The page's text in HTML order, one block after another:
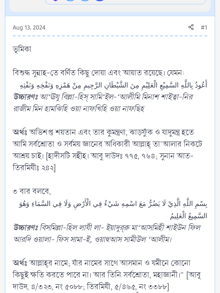
Aug 13, 2024 #1
ভূমিকা
বিশুদ্ধ সুন্নাহ-তে বর্ণিত কিছু দোয়া এবং আয়াত রয়েছে। যেমন:
أَعُوذُ بِاللَّهِ السَّمِيْعِ الْعَلِيْمِ مِنَ الشَّيْطَانِ الرَّجِيمِ مِنْ هَمْزِهِ وَنَفْخِهِ وَنَفْثِهِ
উচ্চারণঃআ‘ঊযু বিল্লা-হিস্‌ সামি‘ইল-‘আলীমি মিনাশ শাইত্বা-নির
রাজীম মিন হামঝিহি ওয়া নাফখিহি ওয়া নাফছিহ
অর্থঃঅভিশপ্ত শয়তান এবং তার কুমন্ত্রণা, ঝাড়ফুঁক ও যাদুমন্ত্র হতে
আমি সর্বশ্রোতা ও সর্বময় জ্ঞানের অধিকারী আল্লাহ্‌ তা’আলার নিকটে
আশ্রয় চাই। [হাদীসটি সহীহ। আবু দাউদঃ ৭৭৫, ৭৬৪; সুনান আত-
তিরমিযীঃ ২৪২]
৩ বার বলবে,
بِسْمِ اللَّهِ الَّذِيْ لَا يَضُرُّ مَعَ اسْمِهِ شَيْءٌ فِي الْأَرْضِ وَلَا فِي السَّمَاءِ وَهُوَ
السَّمِيعُ الْعَلِيمُ
উচ্চারণঃবিসমিল্লা-হিল লাযী লা- ইয়াদুর্‌রু মা‘আসমিহী শাইউন ফিল
আরদি ওয়ালা- ফিস সামা-ই, ওয়াহুআস সামীউল ‘আলীম।
অর্থঃআল্লাহ্‌র নামে; যাঁর নামের সাথে আসমান ও যমীনে কোনো
কিছুই ক্ষতি করতে পারে না। আর তিনি সর্বশ্রোতা, মহাজ্ঞানী।” [আবূ
দাউদ, ৪/৩২৩, নং ৫০৮৮; তিরমিযী, ৫/৪৬৫, নং ৩৩৮৮]